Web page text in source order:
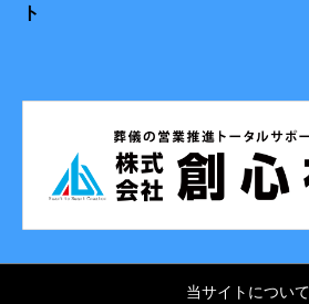
ト
当サイトについて